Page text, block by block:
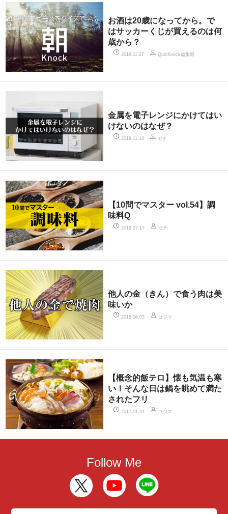
お酒は20歳になってから。で
はサッカーくじが買えるのは何
歳から？
2019.11.27 QuizKnock編集部
金属を電子レンジにかけてはい
けないのはなぜ？
2019.11.10 セチ
【10問でマスター vol.54】調
味料Q
2019.07.17 セチ
他人の金（きん）で食う肉は美
味いか
2018.06.03 コジマ
【概念的飯テロ】懐も気温も寒
い！そんな日は鍋を眺めて満た
されたフリ
2017.01.31 コジマ
Follow Me